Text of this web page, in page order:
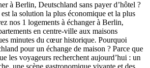
à Berlin, Deutschland sans payer d’hôtel ?
est la solution la plus économique et la plus
nos 1 logements à échanger à Berlin,
en centre-ville aux maisons
minutes du cœur historique. Pourquoi
pour un échange de maison ? Parce que
les voyageurs recherchent aujourd’hui : un